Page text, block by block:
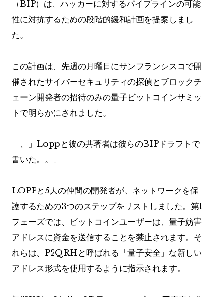
（BIP）は、ハッカーに対するパイプラインの可能
性に対抗するための段階的緩和計画を提案しまし
た。
この計画は、先週の月曜日にサンフランシスコで開
催されたサイバーセキュリティの探偵とブロックチ
ェーン開発者の招待のみの量子ビットコインサミッ
トで明らかにされました。
「 、」Loppと彼の共著者は彼らのBIPドラフトで
書いた。 。」
LOPPと5人の仲間の開発者が、ネットワークを保
護するための3つのステップをリストしました。第1
フェーズでは、ビットコインユーザーは、量子妨害
アドレスに資金を送信することを禁止されます。そ
れらは、P2QRHと呼ばれる「量子安全」な新しい
アドレス形式を使用するように指示されます。